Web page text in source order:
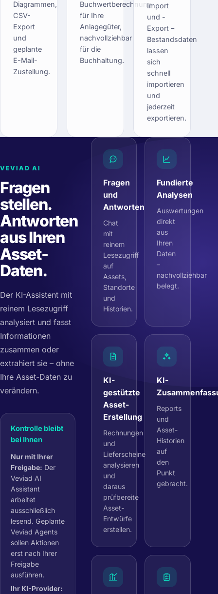
Diagrammen,
CSV-
Export
und
geplante
E-Mail-
Zustellung.
Buchwertberechnung
für Ihre
Anlagegüter,
nachvollziehbar
für die
Buchhaltung.
Import
und -
Export –
Bestandsdaten
lassen
sich
schnell
importieren
und
jederzeit
exportieren.
VEVIAD AI
Fragen
stellen.
Antworten
aus Ihren
Asset-
Daten.
Der KI-Assistent mit
reinem Lesezugriff
analysiert und fasst
Informationen
zusammen oder
extrahiert sie – ohne
Ihre Asset-Daten zu
verändern.
Kontrolle bleibt
bei Ihnen
Nur mit Ihrer
Freigabe: Der
Veviad AI
Assistant
arbeitet
ausschließlich
lesend. Geplante
Veviad Agents
sollen Aktionen
erst nach Ihrer
Freigabe
ausführen.
Ihr KI-Provider:
Fragen
und
Antworten
Chat
mit
reinem
Lesezugriff
auf
Assets,
Standorte
und
Historien.
Fundierte
Analysen
Auswertungen
direkt
aus
Ihren
Daten
–
nachvollziehbar
belegt.
KI-
gestützte
Asset-
Erstellung
Rechnungen
und
Lieferscheine
analysieren
und
daraus
prüfbereite
Asset-
Entwürfe
erstellen.
KI-
Reports
und
Asset-
Historien
auf
den
Punkt
gebracht.